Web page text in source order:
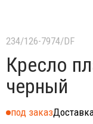
234/126-7974/DF
Кресло
черный
под заказ